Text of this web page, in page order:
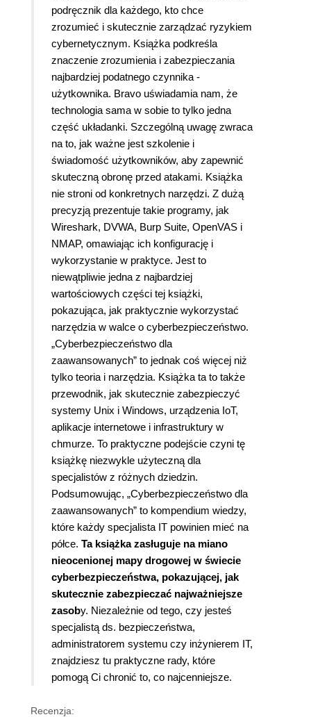
podręcznik dla każdego, kto chce
zrozumieć i skutecznie zarządzać ryzykiem
cybernetycznym. Książka podkreśla
znaczenie zrozumienia i zabezpieczania
najbardziej podatnego czynnika -
użytkownika. Bravo uświadamia nam, że
technologia sama w sobie to tylko jedna
część układanki. Szczególną uwagę zwraca
na to, jak ważne jest szkolenie i
świadomość użytkowników, aby zapewnić
skuteczną obronę przed atakami. Książka
nie stroni od konkretnych narzędzi. Z dużą
precyzją prezentuje takie programy, jak
Wireshark, DVWA, Burp Suite, OpenVAS i
NMAP, omawiając ich konfigurację i
wykorzystanie w praktyce. Jest to
niewątpliwie jedna z najbardziej
wartościowych części tej książki,
pokazująca, jak praktycznie wykorzystać
narzędzia w walce o cyberbezpieczeństwo.
„Cyberbezpieczeństwo dla
zaawansowanych” to jednak coś więcej niż
tylko teoria i narzędzia. Książka ta to także
przewodnik, jak skutecznie zabezpieczyć
systemy Unix i Windows, urządzenia IoT,
aplikacje internetowe i infrastruktury w
chmurze. To praktyczne podejście czyni tę
książkę niezwykle użyteczną dla
specjalistów z różnych dziedzin.
Podsumowując, „Cyberbezpieczeństwo dla
zaawansowanych” to kompendium wiedzy,
które każdy specjalista IT powinien mieć na
półce. Ta książka zasługuje na miano
nieocenionej mapy drogowej w świecie
cyberbezpieczeństwa, pokazującej, jak
skutecznie zabezpieczać najważniejsze
zasoby. Niezależnie od tego, czy jesteś
specjalistą ds. bezpieczeństwa,
administratorem systemu czy inżynierem IT,
znajdziesz tu praktyczne rady, które
pomogą Ci chronić to, co najcenniejsze.
Recenzja: